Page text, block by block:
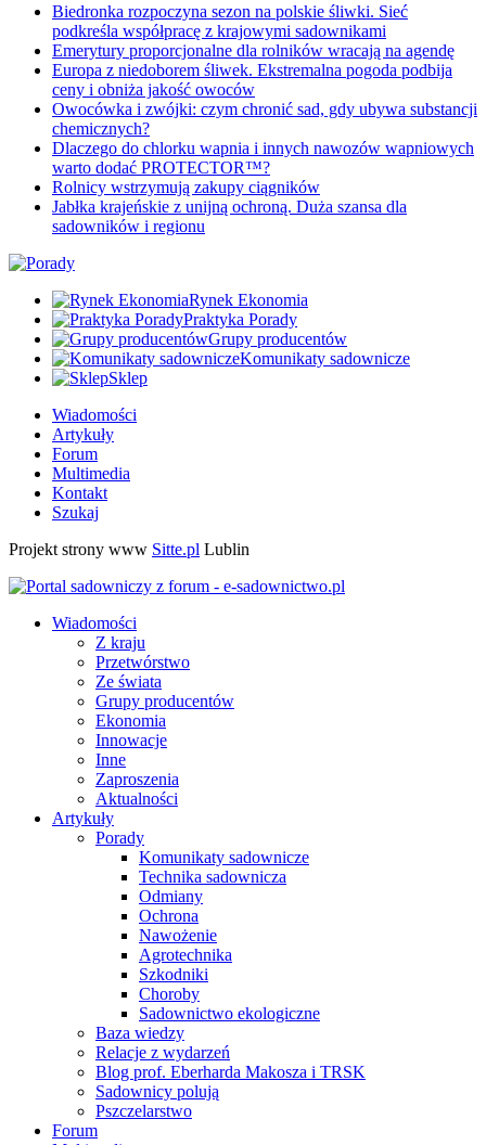
Biedronka rozpoczyna sezon na polskie śliwki. Sieć
podkreśla współpracę z krajowymi sadownikami
Emerytury proporcjonalne dla rolników wracają na agendę
Europa z niedoborem śliwek. Ekstremalna pogoda podbija
ceny i obniża jakość owoców
Owocówka i zwójki: czym chronić sad, gdy ubywa substancji
chemicznych?
Dlaczego do chlorku wapnia i innych nawozów wapniowych
warto dodać PROTECTOR™?
Rolnicy wstrzymują zakupy ciągników
Jabłka krajeńskie z unijną ochroną. Duża szansa dla
sadowników i regionu
Rynek Ekonomia
Praktyka Porady
Grupy producentów
Komunikaty sadownicze
Sklep
Wiadomości
Artykuły
Forum
Multimedia
Kontakt
Szukaj
Projekt strony www Sitte.pl Lublin
Wiadomości
Z kraju
Przetwórstwo
Ze świata
Grupy producentów
Ekonomia
Innowacje
Inne
Zaproszenia
Aktualności
Artykuły
Porady
Komunikaty sadownicze
Technika sadownicza
Odmiany
Ochrona
Nawożenie
Agrotechnika
Szkodniki
Choroby
Sadownictwo ekologiczne
Baza wiedzy
Relacje z wydarzeń
Blog prof. Eberharda Makosza i TRSK
Sadownicy polują
Pszczelarstwo
Forum